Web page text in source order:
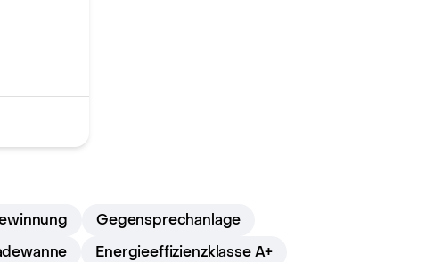
Gegensprechanlage
Energieeffizienzklasse A+